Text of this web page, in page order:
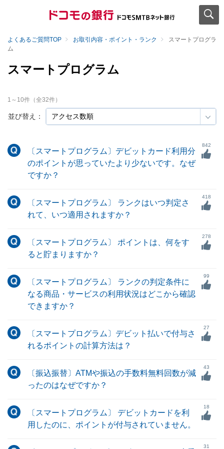
よくあるご質問TOP お取引内容・ポイント・ランク
スマートプログラ
ム
スマートプログラム
並び替え：
1 ～ 10件（全32件）
〔スマートプログラム〕デビットカード利用分
のポイントが思っていたより少ないです。なぜ
ですか？
842
〔スマートプログラム〕 ランクはいつ判定さ
れて、いつ適用されますか？
418
〔スマートプログラム〕 ポイントは、何をす
ると貯まりますか？
278
〔スマートプログラム〕 ランクの判定条件に
なる商品・サービスの利用状況はどこから確認
できますか？
99
〔スマートプログラム〕デビット払いで付与さ
れるポイントの計算方法は？
27
〔振込振替〕ATMや振込の手数料無料回数が減
ったのはなぜですか？
43
〔スマートプログラム〕 デビットカードを利
用したのに、ポイントが付与されていません。
18
31